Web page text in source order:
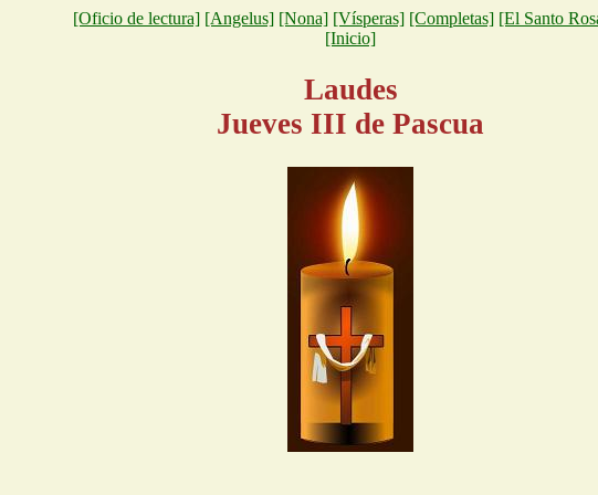
[Oficio de lectura] [Angelus] [Nona] [Vísperas] [Completas] [El Santo
[Inicio]
Laudes
Jueves III de Pascua